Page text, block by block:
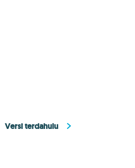
Versi terdahulu